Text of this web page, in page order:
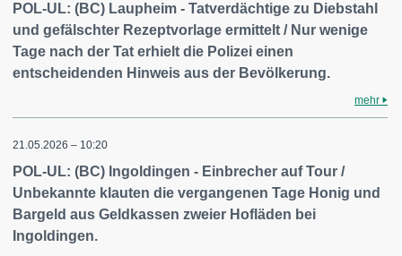
POL-UL: (BC) Laupheim - Tatverdächtige zu Diebstahl
und gefälschter Rezeptvorlage ermittelt / Nur wenige
Tage nach der Tat erhielt die Polizei einen
entscheidenden Hinweis aus der Bevölkerung.
mehr
21.05.2026 – 10:20
POL-UL: (BC) Ingoldingen - Einbrecher auf Tour /
Unbekannte klauten die vergangenen Tage Honig und
Bargeld aus Geldkassen zweier Hofläden bei
Ingoldingen.